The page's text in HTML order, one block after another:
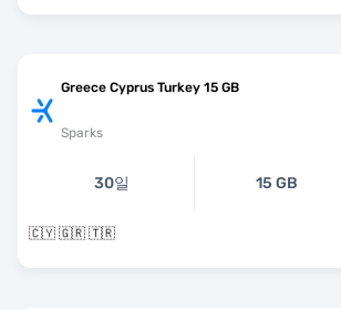
Greece Cyprus Turkey 15 GB
Sparks
30일 15 GB
🇨🇾 🇬🇷 🇹🇷